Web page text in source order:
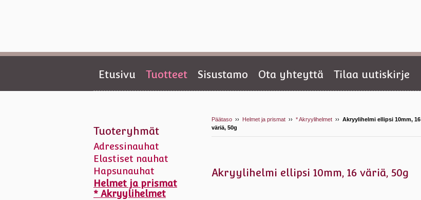
Etusivu Tuotteet Sisustamo Ota yhteyttä Tilaa uutiskirje
Päätaso ›› Helmet ja prismat ›› * Akryylihelmet ›› Akryylihelmi ellipsi 10mm, 16
väriä, 50g
Akryylihelmi ellipsi 10mm, 16 väriä, 50g
Tuoteryhmät
Adressinauhat
Elastiset nauhat
Hapsunauhat
Helmet ja prismat
* Akryylihelmet